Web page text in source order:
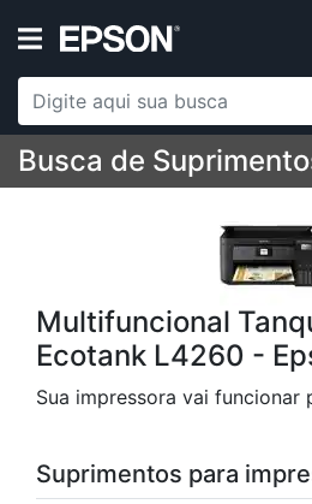
Busca de
Multifuncional
Ecotank L4260 -
Sua impressora vai funcionar
Suprimentos para